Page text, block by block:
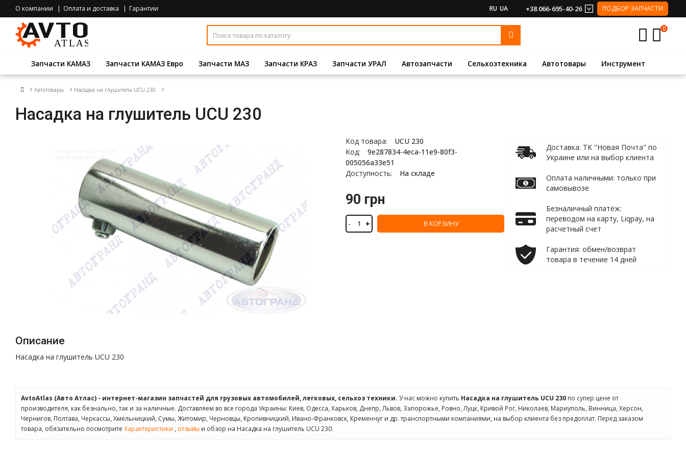
О компании Оплата и доставка Гарантии RU UA +38 066-695-40-26 ПОДБОР ЗАПЧАСТИ
0
Запчасти КАМАЗ Запчасти КАМАЗ Евро Запчасти МАЗ Запчасти КРАЗ Запчасти УРАЛ Автозапчасти Сельхозтехника Автотовары Инструмент
Автотовары Насадка на глушитель UCU 230
Насадка на глушитель UCU 230
Код товара:
UCU 230
Код:
9e287834-4eca-11e9-80f3-
005056a33e51
Доступность:
На складе
90 грн
- + В КОРЗИНУ
Доставка: ТК "Новая Почта" по
Украине или на выбор клиента
Оплата наличными: только при
самовывозе
Безналичный платёж:
переводом на карту, Liqpay, на
расчетный счет
Гарантия: обмен/возврат
товара в течение 14 дней
Описание
Насадка на глушитель UCU 230
AvtoAtlas (Авто Атлас) - интернет-магазин запчастей для грузовых автомобилей, легковых, сельхоз техники. У нас можно купить Насадка на глушитель UCU 230 по супер цене от
производителя, как безнально, так и за наличные. Доставляем во все города Украины: Киев, Одесса, Харьков, Днепр, Львов, Запорожье, Ровно, Луцк, Кривой Рог, Николаев, Мариуполь, Винница, Херсон,
Чернигов, Полтава, Черкассы, Хмельницкий, Сумы, Житомир, Черновцы, Кропивницкий, Ивано-Франковск, Кременчуг и др. транспортными компаниями, на выбор клиента без предоплат. Перед заказом
товара, обязательно посмотрите Характеристики , отзывы и обзор на Насадка на глушитель UCU 230.